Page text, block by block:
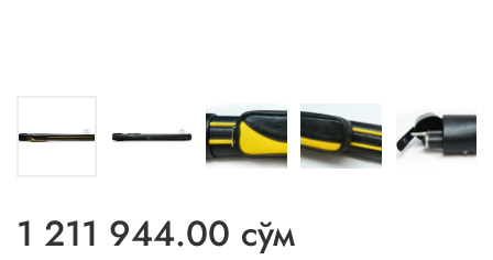
1 211 944.00 сўм